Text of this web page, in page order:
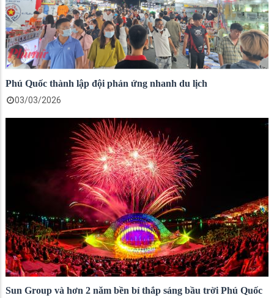
Phú Quốc thành lập đội phản ứng nhanh du lịch
03/03/2026
Sun Group và hơn 2 năm bền bỉ thắp sáng bầu trời Phú Quốc